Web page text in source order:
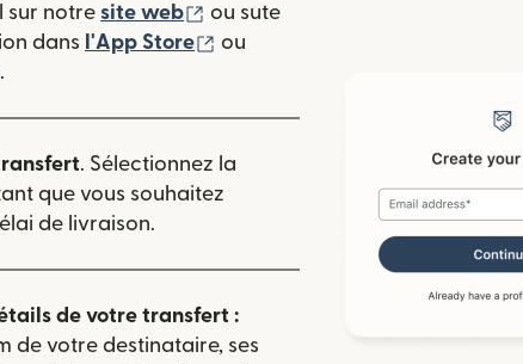
sur notre site web (s'ouvre dans une nouvelle
ou sute
dans l'App Store (s'ouvre dans une nouvelle
ou
.
. Sélectionnez la
que vous souhaitez
de livraison.
de votre transfert :
de votre destinataire, ses